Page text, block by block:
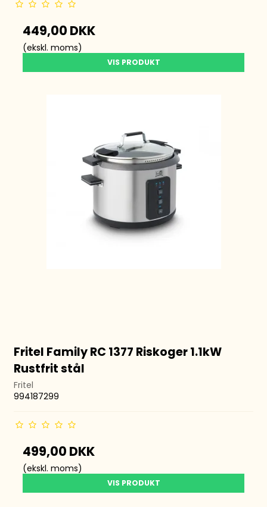
449,00 DKK
(ekskl. moms)
VIS PRODUKT
Fritel Family RC 1377 Riskoger 1.1kW
Rustfrit stål
Fritel
994187299
499,00 DKK
(ekskl. moms)
VIS PRODUKT